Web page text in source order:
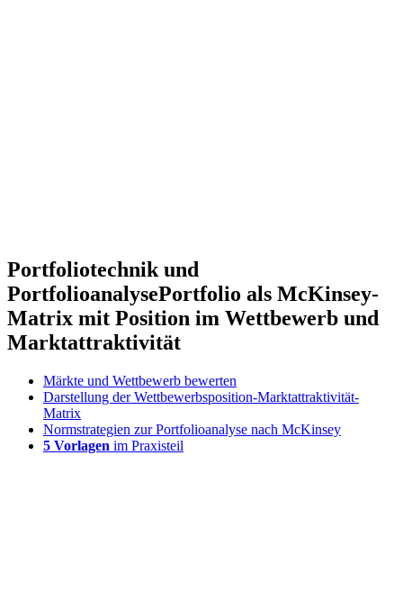
Portfoliotechnik und
PortfolioanalysePortfolio als McKinsey-
Matrix mit Position im Wettbewerb und
Marktattraktivität
Märkte und Wettbewerb bewerten
Darstellung der Wettbewerbsposition-Marktattraktivität-
Matrix
Normstrategien zur Portfolioanalyse nach McKinsey
5 Vorlagen im Praxisteil